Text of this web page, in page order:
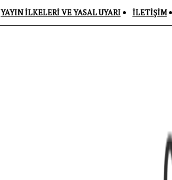
YAYIN İLKELERI VE YASAL UYARI İLETIŞIM